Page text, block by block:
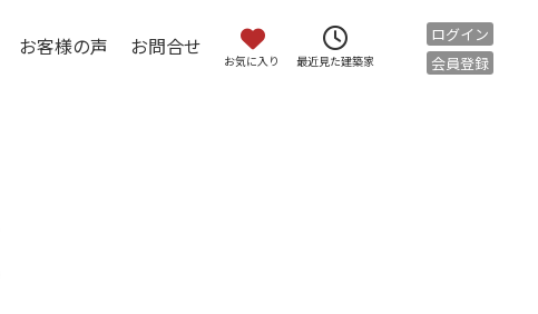
お客様の声 お問合せ
お気に入り 最近見た建築家
ログイン
会員登録